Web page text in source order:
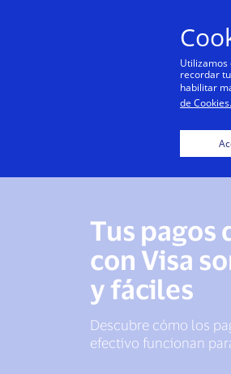
Tus pagos
con Visa
y fáciles
Descubre cómo los
efectivo funcionan
Utilizamos
recordar
habilitar
de Cookies.